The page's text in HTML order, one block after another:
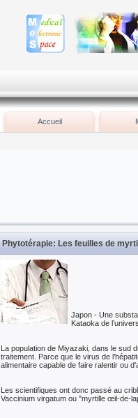
Accueil
Phytotérapie: Les feuilles de
Japon - Une
Kataoka de
La population de Miyazaki, dans le sud
traitement. Parce que le virus de
alimentaire capable de faire ralentir ou
Les scientifiques ont donc passé au
Vaccinium virgatum ou "myrtille œil-de-